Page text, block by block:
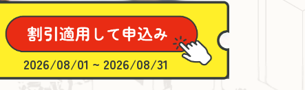
2026/08/01 ~ 2026/08/31